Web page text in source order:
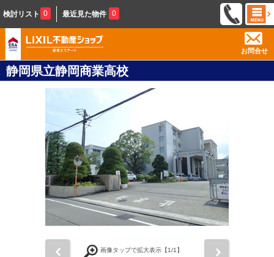
検討リスト 0 最近見た物件 0
お問合せ
静岡県立静岡商業高校
画像タップで拡大表示【1/1】